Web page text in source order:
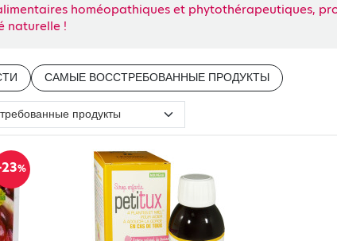
homéopathiques et phytothérapeutiques,
naturelle !
САМЫЕ ВОССТРЕБОВАННЫЕ ПРОДУКТЫ
%